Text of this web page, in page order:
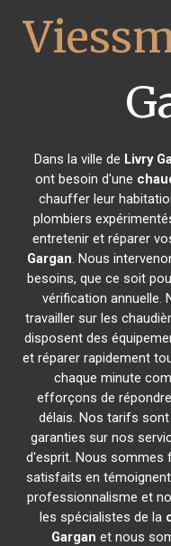
Dans la ville de Livry
ont besoin d'une
chauffer leur
plombiers
entretenir et réparer
Gargan. Nous
besoins, que ce soit
vérification annuelle.
travailler sur les
disposent des
et réparer rapidement
chaque minute
efforçons de
délais. Nos tarifs
garanties sur nos
d'esprit. Nous sommes
satisfaits en
professionnalisme et
les spécialistes de la
Gargan et nous